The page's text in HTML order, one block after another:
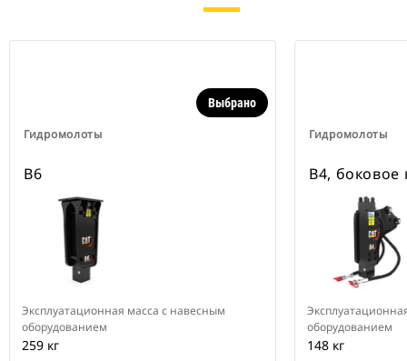
Гидромолоты
Выбрано
B6
Эксплуатационная масса с навесным
оборудованием
259 кг
Гидромолоты
B4, боковое
оборудованием
148 кг